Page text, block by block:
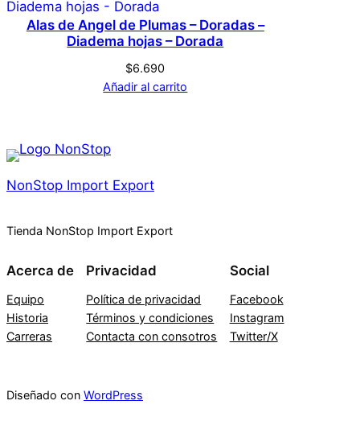
Alas de Angel de Plumas – Doradas –
Diadema hojas – Dorada
$6.690
Añadir al carrito
NonStop Import Export
Tienda NonStop Import Export
Acerca de
Equipo
Historia
Carreras
Privacidad
Política de privacidad
Términos y condiciones
Contacta con consotros
Social
Facebook
Instagram
Twitter/X
Diseñado con WordPress